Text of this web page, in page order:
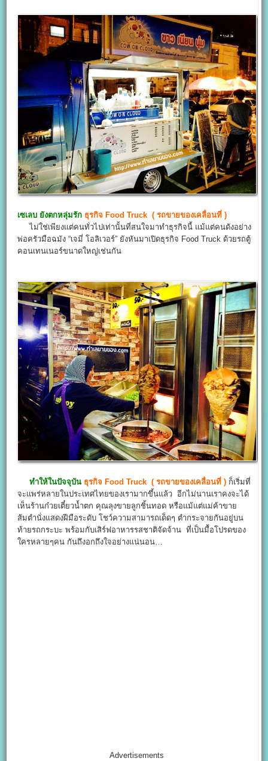
เซเลบ ยังตกหลุ่มรัก ธุรกิจ Food Truck ( รถขายของเคลื่อนที่ )
ไม่ใช่เพียงแต่คนทั่วไปเท่านั้นที่สนใจมาทำธุรกิจนี้ แม้แต่คนดังอย่าง
พ่อครัวมือฉมัง “เจมี่ โอลิเวอร์” ยังหันมาเปิดธุรกิจ Food Truck ด้วยรถตู้
คอนเทนเนอร์ขนาดใหญ่เช่นกัน
ทำให้ในปัจจุบัน ธุรกิจ Food Truck ( รถขายของเคลื่อนที่ ) ก็เริ่มที่
จะแพร่หลายในประเทศไทยของเรามากขึ้นแล้ว อีกไม่นานเราคงจะได้
เห็นร้านก๋วยเตี๋ยวน้ำตก คุณลุงขายลูกชิ้นทอด หรือแม้แต่แม่ค้าขาย
ส้มตำนั่งแสดงฝีมือระดับ โชว์ความสามารถเด็ดๆ ตำกระจายกันอยู่บน
ท้ายรถกระบะ พร้อมกับเสิร์ฟอาหารรสชาติจัดจ้าน ที่เป็นมื้อโปรดของ
ใครหลายๆคน กันถึงอกถึงใจอย่างแน่นอน…
Advertisements